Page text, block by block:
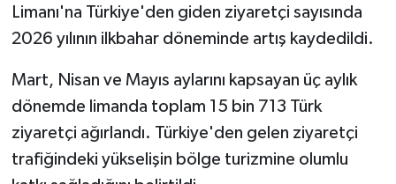
Limanı'na Türkiye'den giden ziyaretçi sayısında
2026 yılının ilkbahar döneminde artış kaydedildi.
Mart, Nisan ve Mayıs aylarını kapsayan üç aylık
dönemde limanda toplam 15 bin 713 Türk
ziyaretçi ağırlandı. Türkiye'den gelen ziyaretçi
trafiğindeki yükselişin bölge turizmine olumlu